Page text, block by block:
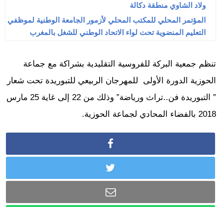
ولاد الشاوي منطقة دكالة
المؤتمر المحلي للمكتب المحلي لأزمور الجامعة الوطنية لموظفي
التعليم المنضوية تحت لواء الاتحاد الوطني للشغل بالمغرب
تنظم جمعية البركة للفروسية التقليدية بشراكة مع جماعة
الحوزية الدورة الأولى للمهرجان الربيعي للتبوريدة تحت شعار
” التبوريدة فن..تراث ورياضة” وذلك من 22 إلى غاية 25 مارس
2018 بالفضاء المحادي لجماعة الحوزية.